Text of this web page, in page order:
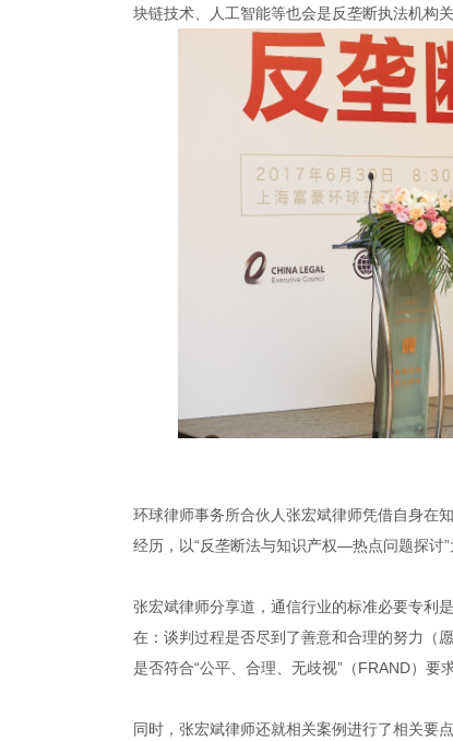
块链技术、人工智能等也会是反垄断执法机构关
环球律师事务所合伙人张宏斌律师凭借自身在
经历，以“反垄断法与知识产权—热点问题探讨
张宏斌律师分享道，通信行业的标准必要专利
在：谈判过程是否尽到了善意和合理的努力（
是否符合“公平、合理、无歧视”（FRAND）要
同时，张宏斌律师还就相关案例进行了相关要